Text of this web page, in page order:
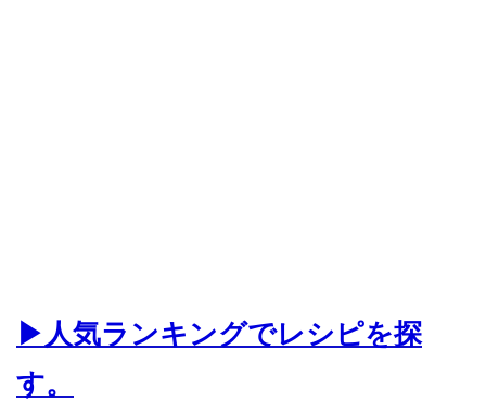
▶人気ランキングでレシピを探
す。